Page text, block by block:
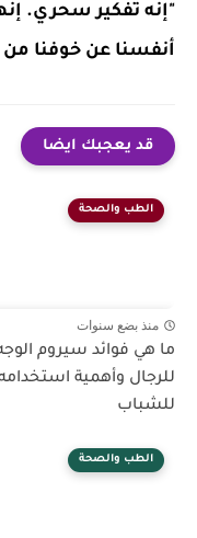
"إنه تفكير سحري.
أنفسنا عن خوفنا
قد يعجبك ايضا
الطب والصحة
منذ بضع سنوات
ما هي فوائد سيروم
للرجال وأهمية
للشباب
الطب والصحة